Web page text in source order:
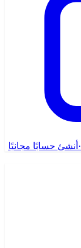
· أنشئ حسابًا مجانيًا